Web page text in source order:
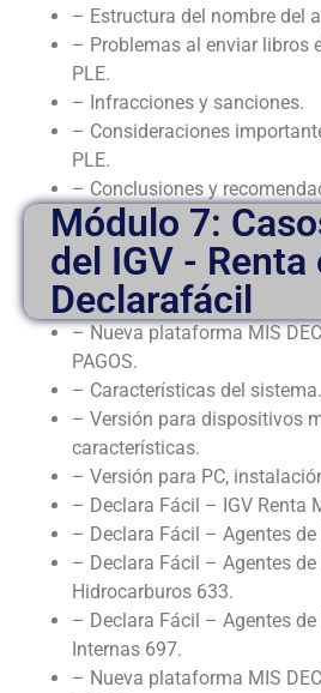
– Estructura del nombre del
– Problemas al enviar libros
PLE.
– Infracciones y sanciones.
– Consideraciones
PLE.
– Conclusiones y
Módulo 7:
del IGV - Renta
Declarafácil
– Nueva plataforma MIS
PAGOS.
– Características del sistema.
– Versión para dispositivos
características.
– Versión para PC,
– Declara Fácil – IGV Renta
– Declara Fácil – Agentes de
– Declara Fácil – Agentes de
Hidrocarburos 633.
– Declara Fácil – Agentes
Internas 697.
– Nueva plataforma MIS